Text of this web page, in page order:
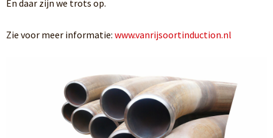
En daar zijn we trots op.
Zie voor meer informatie: www.vanrijsoortinduction.nl